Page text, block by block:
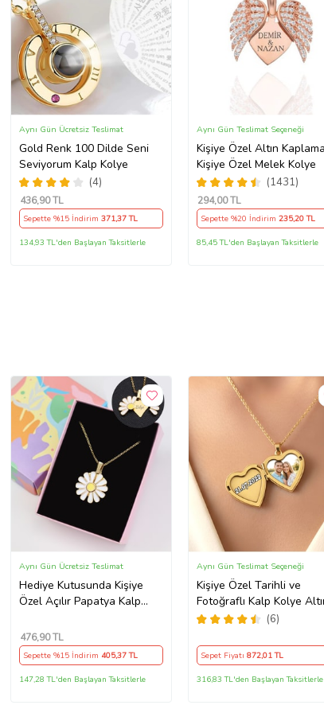
Gold Renk 100 Dilde Seni
Seviyorum Kalp Kolye
(4)
Aynı Gün Ücretsiz Teslimat
436,90 TL
Sepette %15 İndirim 371,37 TL
134,93 TL'den Başlayan Taksitlerle
Kişiye Özel Altın Kaplama
Kişiye Özel Melek Kolye
(1431)
Aynı Gün Teslimat Seçeneği
294,00 TL
Sepette %20 İndirim 235,20 TL
85,45 TL'den Başlayan Taksitlerle
Hediye Kutusunda Kişiye
Özel Açılır Papatya Kalp
Aynı Gün Ücretsiz Teslimat
476,90 TL
Sepette %15 İndirim 405,37 TL
147,28 TL'den Başlayan Taksitlerle
Kişiye Özel Tarihli ve
Fotoğraflı Kalp Kolye Altın
Kaplama Açılabilir Kapaklı
(6)
Aynı Gün Teslimat Seçeneği
Sepet Fiyatı 872,01 TL
316,83 TL'den Başlayan Taksitlerle